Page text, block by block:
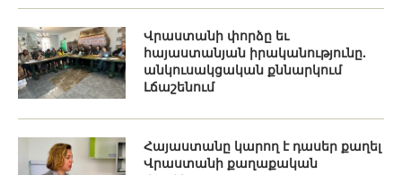
Վրաստանի փորձը եւ
հայաստանյան իրականությունը.
անկուսակցական քննարկում
Լճաշենում
Հայաստանը կարող է դասեր քաղել
Վրաստանի քաղաքական